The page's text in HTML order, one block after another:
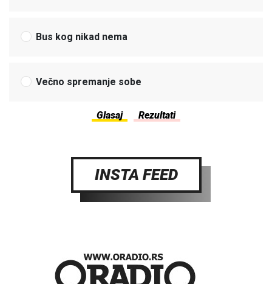
Bus kog nikad nema
Večno spremanje sobe
INSTA FEED